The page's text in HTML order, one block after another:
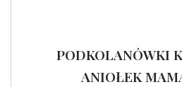
PODKOLANÓWKI
ANIOŁEK